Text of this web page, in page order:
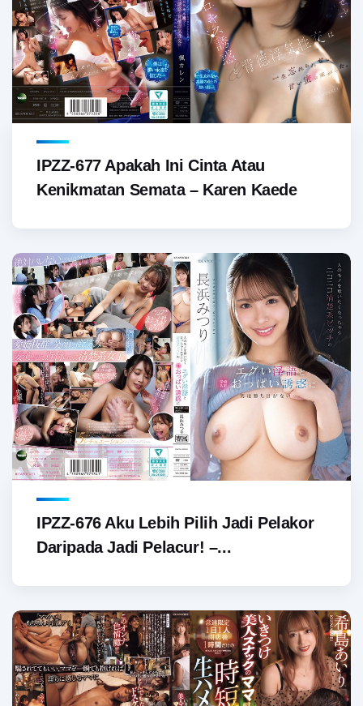
IPZZ-677 Apakah Ini Cinta Atau
Kenikmatan Semata – Karen Kaede
IPZZ-676 Aku Lebih Pilih Jadi Pelakor
Daripada Jadi Pelacur! –...